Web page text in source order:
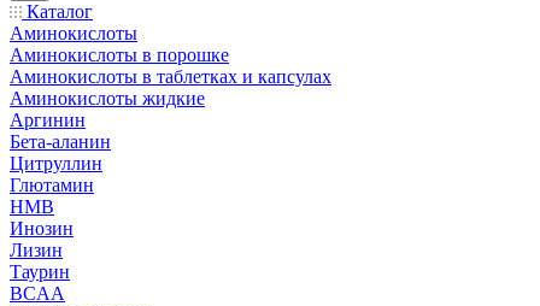
Каталог
Аминокислоты
Аминокислоты в порошке
Аминокислоты в таблетках и капсулах
Аминокислоты жидкие
Аргинин
Бета-аланин
Цитруллин
Глютамин
HMB
Инозин
Лизин
Таурин
BCAA